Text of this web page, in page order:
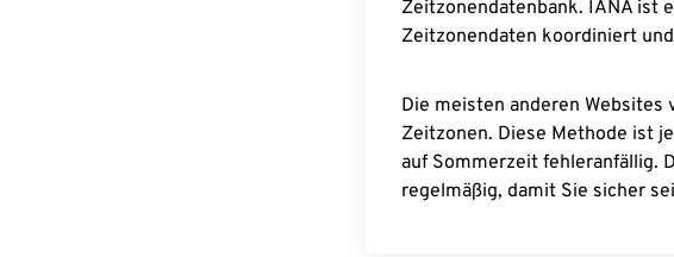
Zeitzonendatenbank. IANA ist
Zeitzonendaten koordiniert
Die meisten anderen
Zeitzonen. Diese Methode ist
auf Sommerzeit fehleranfällig.
regelmäßig, damit Sie sicher